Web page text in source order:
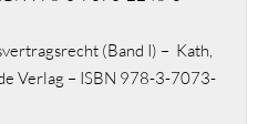
(Band I) – Kath,
Verlag – ISBN 978-3-7073-